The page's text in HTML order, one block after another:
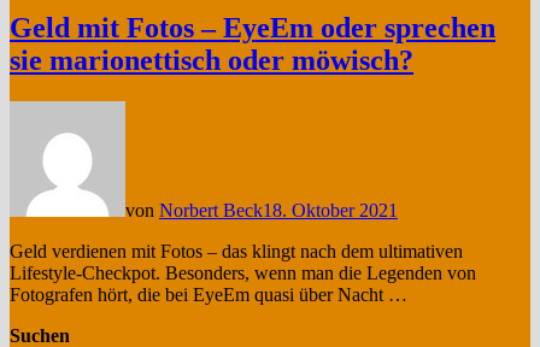
Geld mit Fotos – EyeEm oder sprechen
sie marionettisch oder möwisch?
von Norbert Beck18. Oktober 2021
Geld verdienen mit Fotos – das klingt nach dem ultimativen
Lifestyle-Checkpot. Besonders, wenn man die Legenden von
Fotografen hört, die bei EyeEm quasi über Nacht …
Suchen